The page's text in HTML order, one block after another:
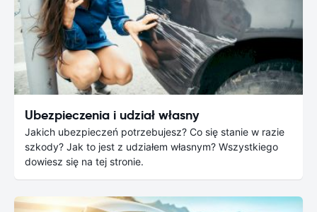
Ubezpieczenia i udział własny
Jakich ubezpieczeń potrzebujesz? Co się stanie w razie
szkody? Jak to jest z udziałem własnym? Wszystkiego
dowiesz się na tej stronie.